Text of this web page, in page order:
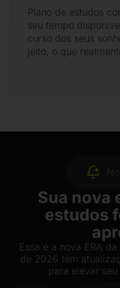
Plano de estudos
seu tempo
curso dos seus
jeito, o que
Sua nova
estudos
Essa é a nova ERA
de 2026 tem
para elevar